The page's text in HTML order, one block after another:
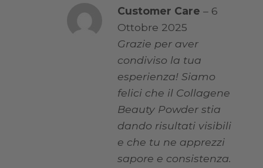
Customer Care – 6
Ottobre 2025
Grazie per aver
condiviso la tua
esperienza! Siamo
felici che il Collagene
Beauty Powder stia
dando risultati visibili
e che tu ne apprezzi
sapore e consistenza.